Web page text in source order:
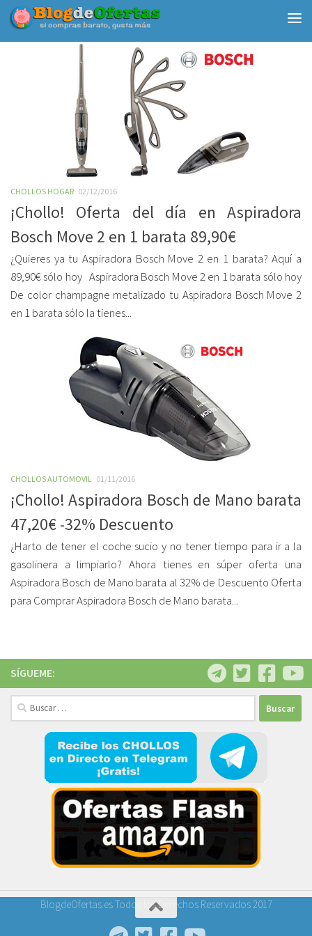
Debajo del contenido
CHOLLOS HOGAR 02/12/2016
¡Chollo! Oferta del día en Aspiradora
Bosch Move 2 en 1 barata 89,90€
¿Quieres ya tu Aspiradora Bosch Move 2 en 1 barata? Aquí a
89,90€ sólo hoy Aspiradora Bosch Move 2 en 1 barata sólo hoy
De color champagne metalizado tu Aspiradora Bosch Move 2
en 1 barata sólo la tienes...
CHOLLOS AUTOMOVIL 01/11/2016
¡Chollo! Aspiradora Bosch de Mano barata
47,20€ -32% Descuento
¿Harto de tener el coche sucio y no tener tiempo para ir a la
gasolinera a limpiarlo? Ahora tienes en súper oferta una
Aspiradora Bosch de Mano barata al 32% de Descuento Oferta
para Comprar Aspiradora Bosch de Mano barata...
SÍGUEME:
Buscar:
BlogdeOfertas.es Todos los Derechos Reservados 2017